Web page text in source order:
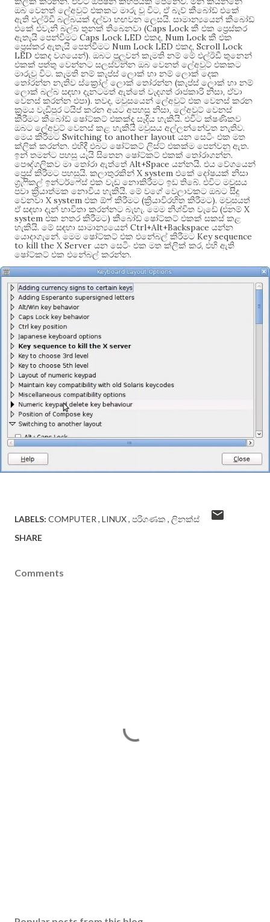
ඔබ වෙනත් ලේඅවුට් එකකට මාරු වූ විට, ඒ බැව් කීබෝඩ් එකේ
ඇති එල්ඊඩී බල්බයක් දල්වා හඟවන ලෙසයි. සාමාන්‍යයෙන් කීබෝඩ්
එකේ එවැනි බල්බ තුනක් තිබෙනවා (Caps Lock කී එක ප්‍රෙස්කර
ඇතැයි පෙන්වීමට Caps Lock LED එකද, Num Lock කී එක
ප්‍රෙස්කර ඇතැයි පෙන්වීමට Num Lock LED එකද, Scroll Lock
LED එකද වශයෙන්). ඔබට පුලුවන් කැමති නම් මේ එල්ඊඩී තුනෙන්
එකක් පත්තු වෙන්නට සලස්වන්න ඔබ වෙනත් ලේඅවුට් එකකට
මාරුවූ විට. කැමති නම් කැප්ස් ලොක් හා නම් ලොක් දෙක
තෝරන්න නැතිව ස්ක්‍රෝල් ලොක් තෝරන්න (කැප්ස් ලොක් හා නම්
ලොක් බල්බ සඳහා දැනටමත් ඇත්තේ වැදගත් රාජකාරි නිසා, ඒවා
වෙනස් කරන්න එපා). තවද, මවුසයෙන් ලේඅවුට් එක වෙනස් කරන
ක්‍රමය වැඩිපුර ටයිප් කරන අයට අපහසු නිසා, ලේඅවුට් වෙනස්
කිරීමට කීබෝඩ් ෂෝට්කට් එකක්ද සෑදිය හැකියි.එවිට ක්ෂණිකව
ඔබට ලේඅවුට් වෙනස් කළ හැකියි මවුසය අල්ලන්නේවත නැතිව.
මෙය කිරීමට Switching to another layout යන සෙටිං එක මත
ක්ලික් කරන්න. එහිදී එබට ෂෝට්කට් ලිස්ට් එකක්ම පෙන්වනු ඇත.
ඉන් තමන්ට පහසු යැයි සිතෙන ෂෝට්කට් එකක් තෝරාගන්න.
පෞද්ගලිකව මා තෝරා ඇත්තේ Alt+Space යන්නයි. එය වේගයෙන්
ප්‍රෙස් කිරීමට පහසුයි. කලාතුරකින් X system එකේ දෝෂයක් නිසා
ග්‍රැෆිකල් ඉන්ටර්ෆේස් එක වැඩ නොකිරීමට ඉඩ තිබේ. එවිට මවුසය
පවා ක්‍රියාත්මක නොවිය හැකියි. මේ වගේ වෙලාවකට ඔබට සිදු
වෙනවා X system එක ඕෆ් කිරීමට (ක්‍රියාවිරහිත කිරීමට). මවුසයත්
ඒ සඳහා දැන් භාවිතා කරන්නට බැහැ.මෙම නිශ්චිත වැඩේ (එනම් X
system එක නතර කිරීමට) කීබෝඩ් ෂෝට්කට් එකක් සකස් කළ
හැකියි. මේ සඳහා සාමාන්‍යයෙන් Ctrl+Alt+Backspace යන්න
යොදාගැනේ. මෙම ෂෝට්කට් එක එනේබල් කිරීමට Key sequence
to kill the X Server යන සෙටිං එක මත ක්ලික් කර, එහි ඇති
ෂෝට්කට් එක එනේබල් කරන්න.
LABELS: COMPUTER LINUX පරිගණක ලිනක්ස්
SHARE
Comments